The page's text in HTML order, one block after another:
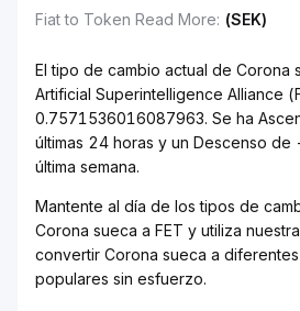
Fiat to Token Read More: (SEK)
El tipo de cambio actual de Corona
Artificial Superintelligence Alliance
0.7571536016087963. Se ha
últimas 24 horas y un Descenso de
última semana.
Mantente al día de los tipos de
Corona sueca a FET y utiliza
convertir Corona sueca a
populares sin esfuerzo.